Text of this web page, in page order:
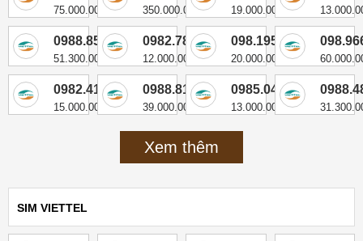
75.000.000 350.000.000 19.000.000
0988.858.333
51.300.000
0982.781.333
12.000.000
098.195.8333
20.000.000
0982.418.333
15.000.000
0988.816.333
39.000.000
0985.04.1333
13.000.000
Xem thêm
SIM VIETTEL